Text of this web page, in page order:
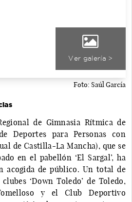
Ver galería >
Foto: Saúl García
de Gimnasia Rítmica de
Deportes para Personas con
de Castilla-La Mancha), que se
en el pabellón ‘El Sargal’, ha
acogida de público. Un total de
‘Down Toledo’ de Toledo,
y el Club Deportivo